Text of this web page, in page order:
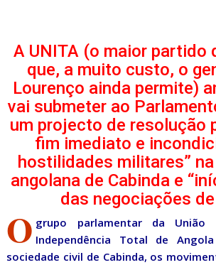
A UNITA (o maior partido
que, a muito custo, o
Lourenço ainda permite)
vai submeter ao
um projecto de resolução
fim imediato e
hostilidades militares” na
angolana de Cabinda e
das negociações de
O grupo parlamentar da União
Independência Total de
sociedade civil de Cabinda, os